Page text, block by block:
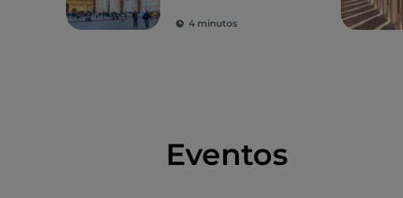
4 minutos
Eventos